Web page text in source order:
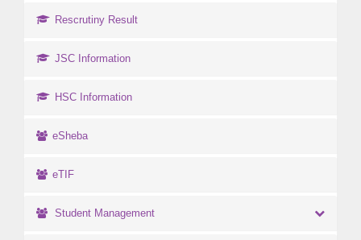
Rescrutiny Result
JSC Information
HSC Information
eSheba
eTIF
Student Management